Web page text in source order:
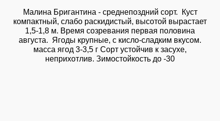
Малина Бригантина - среднепоздний сорт. Куст
компактный, слабо раскидистый, высотой вырастает
1,5-1,8 м. Время созревания первая половина
августа. Ягоды крупные, с кисло-сладким вкусом.
масса ягод 3-3,5 г Сорт устойчив к засухе,
неприхотлив. Зимостойкость до -30